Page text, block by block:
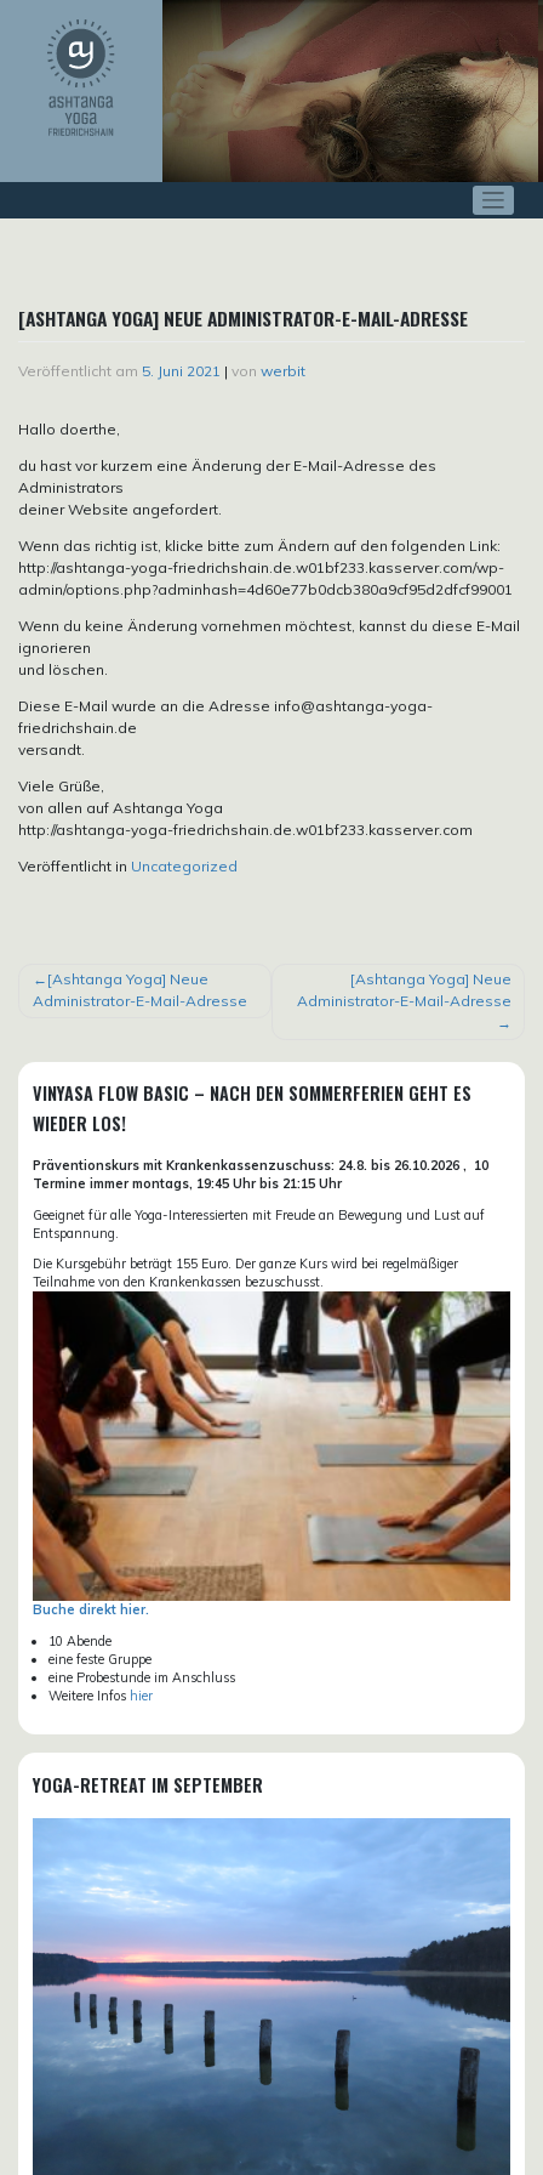
springen
[ASHTANGA YOGA] NEUE ADMINISTRATOR-E-MAIL-ADRESSE
Veröffentlicht am 5. Juni 2021 | von werbit
Hallo doerthe,
du hast vor kurzem eine Änderung der E-Mail-Adresse des
Administrators
deiner Website angefordert.
Wenn das richtig ist, klicke bitte zum Ändern auf den folgenden Link:
http://ashtanga-yoga-friedrichshain.de.w01bf233.kasserver.com/wp-
admin/options.php?adminhash=4d60e77b0dcb380a9cf95d2dfcf99001
Wenn du keine Änderung vornehmen möchtest, kannst du diese E-Mail
ignorieren
und löschen.
Diese E-Mail wurde an die Adresse info@ashtanga-yoga-
friedrichshain.de
versandt.
Viele Grüße,
von allen auf Ashtanga Yoga
http://ashtanga-yoga-friedrichshain.de.w01bf233.kasserver.com
Veröffentlicht in Uncategorized
BEITRAGSNAVIGATION
[Ashtanga Yoga] Neue
Administrator-E-Mail-Adresse
[Ashtanga Yoga] Neue
Administrator-E-Mail-Adresse
VINYASA FLOW BASIC – NACH DEN SOMMERFERIEN GEHT ES
WIEDER LOS!
Präventionskurs mit Krankenkassenzuschuss: 24.8. bis 26.10.2026 , 10
Termine immer montags, 19:45 Uhr bis 21:15 Uhr
Geeignet für alle Yoga-Interessierten mit Freude an Bewegung und Lust auf
Entspannung.
Die Kursgebühr beträgt 155 Euro. Der ganze Kurs wird bei regelmäßiger
Teilnahme von den Krankenkassen bezuschusst.
Buche direkt hier.
10 Abende
eine feste Gruppe
eine Probestunde im Anschluss
Weitere Infos hier
YOGA-RETREAT IM SEPTEMBER